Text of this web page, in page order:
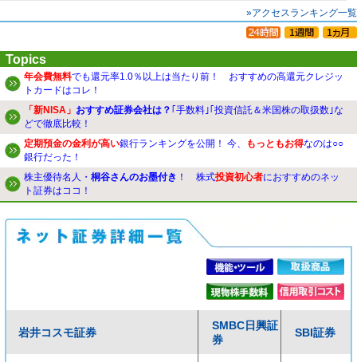
»アクセスランキング一覧
Topics
年会費無料でも還元率1.0％以上は当たり前！ おすすめの高還元クレジッ
トカードはコレ！
「新NISA」 おすすめ証券会社は？ ｢手数料｣｢投資信託＆米国株の取扱数｣な
どで徹底比較！
定期預金の金利が高い銀行ランキングを公開！ 今、 もっともお得なのは○○
銀行だった！
株主優待名人・ 桐谷さんのお墨付き ！ 株式投資初心者におすすめのネッ
ト証券はココ！
岩井コスモ証券
SMBC日興証
券
SBI証券